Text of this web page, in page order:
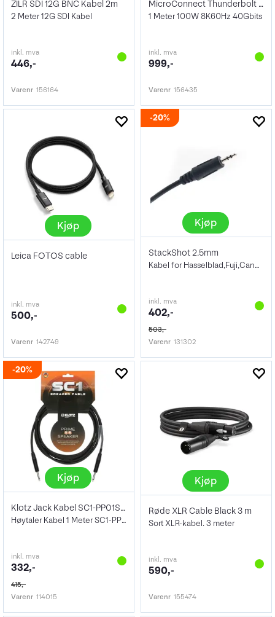
ZILR SDI 12G BNC Kabel 2m
2 Meter 12G SDI Kabel
inkl. mva
446,-
Varenr 156164
MicroConnect Thunderbolt 4 - 1 Meter
1 Meter 100W 8K60Hz 40Gbits
inkl. mva
999,-
Varenr 156435
Kjøp
Leica FOTOS cable
inkl. mva
500,-
Varenr 142749
20%
Kjøp
StackShot 2.5mm
Kabel for Hasselblad,Fuji,Canon,m.m.
inkl. mva
402,-
503,-
Varenr 131302
20%
Kjøp
Klotz Jack Kabel SC1-PP01SW Speaker
Høytaler Kabel 1 Meter SC1-PP01SW
inkl. mva
332,-
415,-
Varenr 114015
Kjøp
Røde XLR Cable Black 3 m
Sort XLR-kabel. 3 meter
inkl. mva
590,-
Varenr 155474